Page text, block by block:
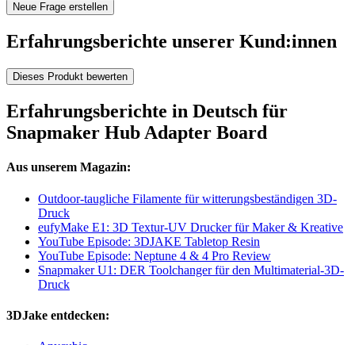
Neue Frage erstellen
Erfahrungsberichte unserer Kund:innen
Dieses Produkt bewerten
Erfahrungsberichte in Deutsch für
Snapmaker Hub Adapter Board
Aus unserem Magazin:
Outdoor-taugliche Filamente für witterungsbeständigen 3D-
Druck
eufyMake E1: 3D Textur-UV Drucker für Maker & Kreative
YouTube Episode: 3DJAKE Tabletop Resin
YouTube Episode: Neptune 4 & 4 Pro Review
Snapmaker U1: DER Toolchanger für den Multimaterial-3D-
Druck
3DJake entdecken: